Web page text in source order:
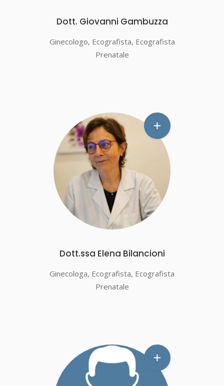
Dott. Giovanni Gambuzza
Ginecologo, Ecografista, Ecografista
Prenatale
Dott.ssa Elena Bilancioni
Ginecologa, Ecografista, Ecografista
Prenatale